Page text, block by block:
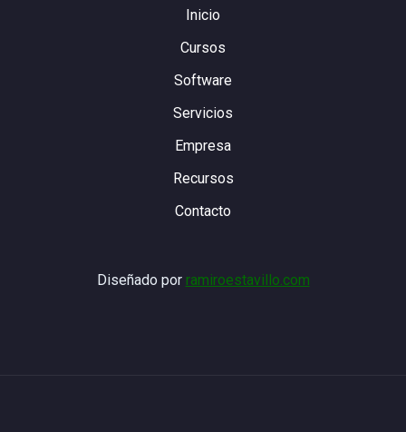
Inicio
Cursos
Software
Servicios
Empresa
Recursos
Contacto
Diseñado por ramiroestavillo.com